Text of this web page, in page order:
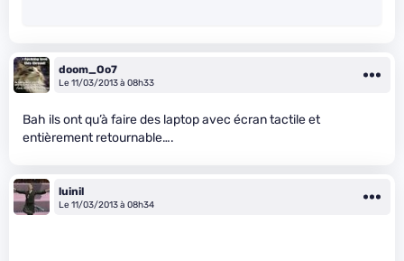
doom_Oo7
Le 11/03/2013 à 08h33
Bah ils ont qu’à faire des laptop avec écran tactile et
entièrement retournable….
luinil
Le 11/03/2013 à 08h34